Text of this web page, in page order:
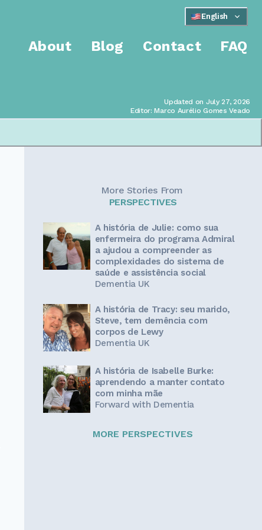
English
Updated on July 27, 2026
Editor: Marco Aurélio Gomes Veado
About Blog Contact FAQ
More Stories From
PERSPECTIVES
A história de Julie: como sua
enfermeira do programa Admiral
a ajudou a compreender as
complexidades do sistema de
saúde e assistência social
Dementia UK
A história de Tracy: seu marido,
Steve, tem demência com
corpos de Lewy
Dementia UK
A história de Isabelle Burke:
aprendendo a manter contato
com minha mãe
Forward with Dementia
MORE PERSPECTIVES